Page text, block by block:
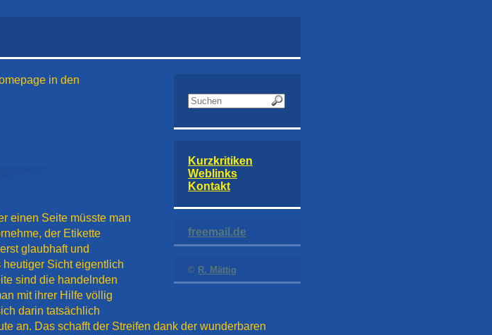
Kurzkritiken
Weblinks
Kontakt
freemail.de
© R. Mättig
in den
einen Seite müsste man
der Etikette
glaubhaft und
Sicht eigentlich
sind die handelnden
mit ihrer Hilfe völlig
darin tatsächlich
an. Das schafft der Streifen dank der wunderbaren